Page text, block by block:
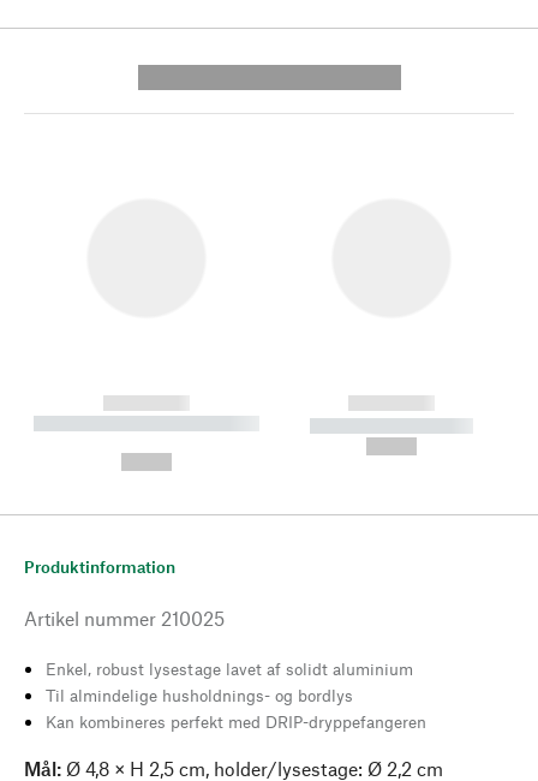
------------
----------- ----------- --------
------------
----------- -----------
Produktinformation
Artikel nummer 210025
Enkel, robust lysestage lavet af solidt aluminium
Til almindelige husholdnings- og bordlys
Kan kombineres perfekt med DRIP-dryppefangeren
Mål: Ø 4,8 × H 2,5 cm, holder/lysestage: Ø 2,2 cm